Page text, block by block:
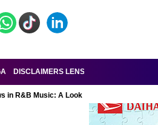
DISCLAIMERS LENSA-RAKYAT.COM
in R&B Music: A Look at Super Bowl